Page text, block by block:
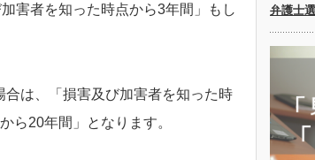
害者を知った時点から3年間」もし
は、「損害及び加害者を知った時
ら20年間」となります。
弁護士